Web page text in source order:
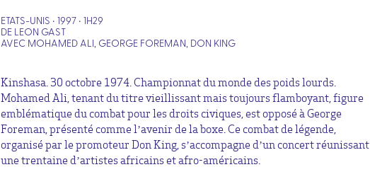
ETATS-UNIS • 1997 • 1H29
DE LEON GAST
AVEC MOHAMED ALI, GEORGE FOREMAN, DON KING
Kinshasa. 30 octobre 1974. Championnat du monde des poids lourds.
Mohamed Ali, tenant du titre vieillissant mais toujours flamboyant, figure
emblématique du combat pour les droits civiques, est opposé à George
Foreman, présenté comme l’avenir de la boxe. Ce combat de légende,
organisé par le promoteur Don King, s’accompagne d’un concert réunissant
une trentaine d’artistes africains et afro-américains.